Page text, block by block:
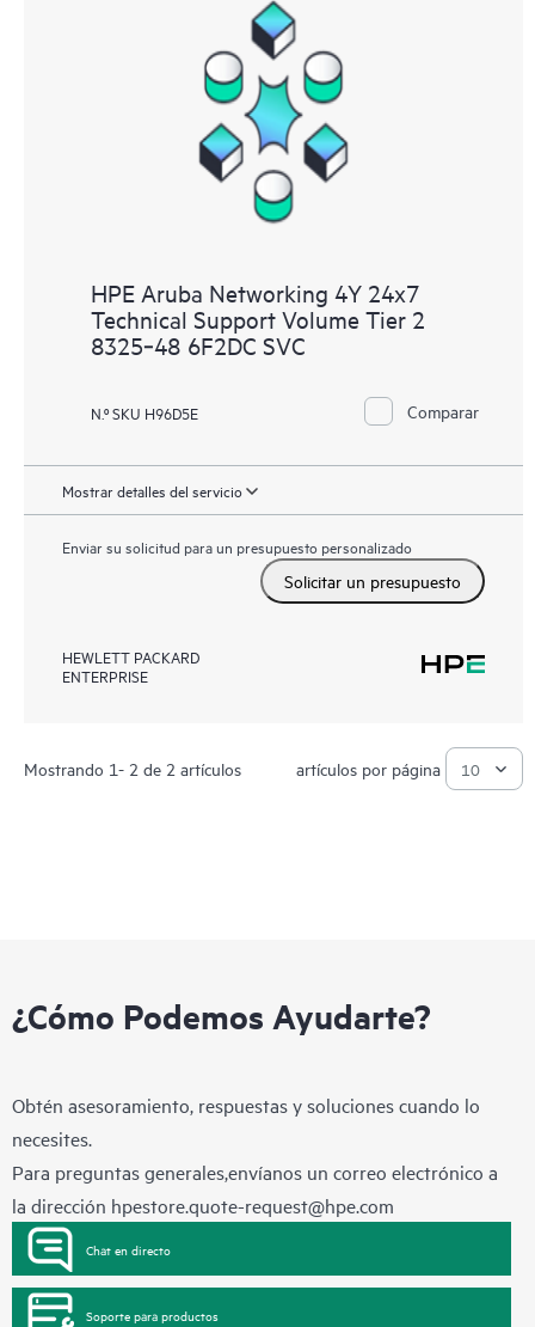
HPE Aruba Networking 4Y 24x7
Technical Support Volume Tier 2
8325‑48 6F2DC SVC
N.º SKU H96D5E Comparar
Mostrar detalles del servicio
Enviar su solicitud para un presupuesto personalizado
Solicitar un presupuesto
HEWLETT PACKARD
ENTERPRISE
Mostrando 1- 2 de 2 artículos artículos por página
¿Cómo Podemos Ayudarte?
Obtén asesoramiento, respuestas y soluciones cuando lo
necesites.
Para preguntas generales,envíanos un correo electrónico a
la dirección hpestore.quote-request@hpe.com
Chat en directo
Soporte para productos